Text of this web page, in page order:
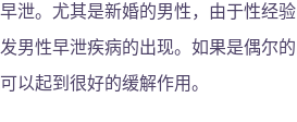
泄。尤其是新婚的男性，由于性经验
男性早泄疾病的出现。如果是偶尔的
以起到很好的缓解作用。